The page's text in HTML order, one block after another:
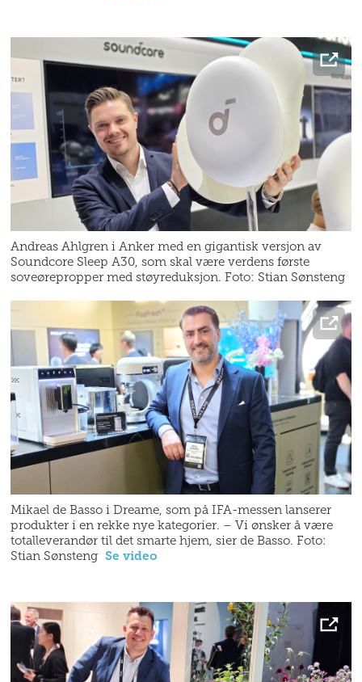
Andreas Ahlgren i Anker med en gigantisk versjon av
Soundcore Sleep A30, som skal være verdens første
soveørepropper med støyreduksjon. Foto: Stian Sønsteng
Mikael de Basso i Dreame, som på IFA-messen lanserer
produkter i en rekke nye kategorier. – Vi ønsker å være
totalleverandør til det smarte hjem, sier de Basso. Foto:
Stian Sønsteng Se video